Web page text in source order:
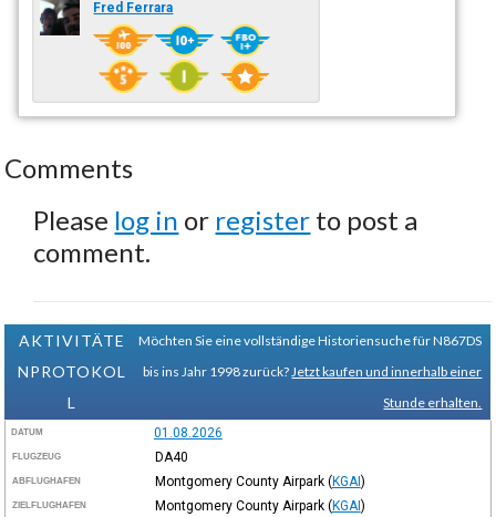
Fred Ferrara
Comments
Please log in or register to post a
comment.
AKTIVITÄTE
NPROTOKOL
L
Möchten Sie eine vollständige Historiensuche für N867DS
bis ins Jahr 1998 zurück? Jetzt kaufen und innerhalb einer
Stunde erhalten.
DATUM 01.08.2026
FLUGZEUG DA40
ABFLUGHAFEN Montgomery County Airpark (KGAI)
ZIELFLUGHAFEN Montgomery County Airpark (KGAI)